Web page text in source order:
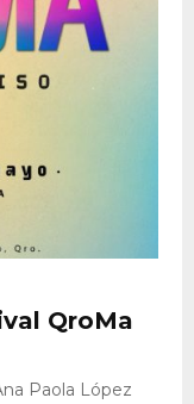
QroMa
Paola López